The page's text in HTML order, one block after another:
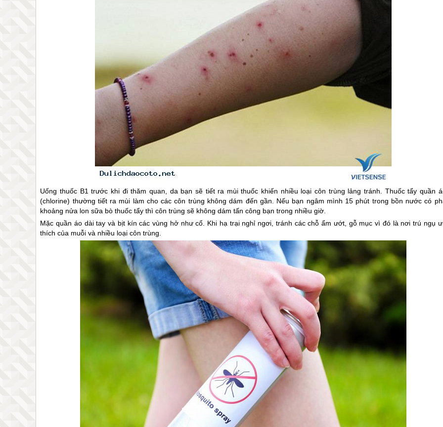
Uống thuốc B1 trước khi đi thăm quan, da bạn sẽ tiết ra mùi thuốc khiến nhiều loại côn trùng lảng tránh. Thuốc tẩy quần
(chlorine) thường tiết ra mùi làm cho các côn trùng không dám đến gần. Nếu bạn ngâm mình 15 phút trong bồn nước có
khoảng nửa lon sữa bò thuốc tẩy thì côn trùng sẽ không dám tấn công bạn trong nhiều giờ.
Mặc quần áo dài tay và bịt kín các vùng hở như cổ. Khi hạ trại nghỉ ngơi, tránh các chỗ ẩm ướt, gỗ mục vì đó là nơi trú ngụ
thích của muỗi và nhiều loại côn trùng.